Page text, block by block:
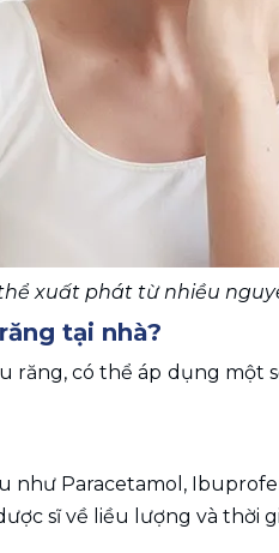
xuất phát từ nhiều
tại nhà?
có thể áp dụng một
như Paracetamol,
sĩ về liều lượng và thời